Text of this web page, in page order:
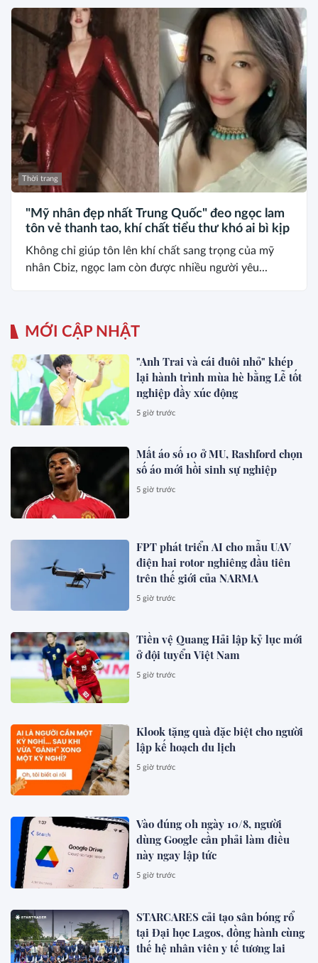
Thời trang
"Mỹ nhân đẹp nhất Trung Quốc" đeo ngọc lam
tôn vẻ thanh tao, khí chất tiểu thư khó ai bì kịp
Không chỉ giúp tôn lên khí chất sang trọng của mỹ
nhân Cbiz, ngọc lam còn được nhiều người yêu...
MỚI CẬP NHẬT
"Anh Trai và cái đuôi nhỏ" khép
lại hành trình mùa hè bằng Lễ tốt
nghiệp đầy xúc động
5 giờ trước
Mất áo số 10 ở MU, Rashford chọn
số áo mới hồi sinh sự nghiệp
5 giờ trước
FPT phát triển AI cho mẫu UAV
điện hai rotor nghiêng đầu tiên
trên thế giới của NARMA
5 giờ trước
Tiền vệ Quang Hải lập kỷ lục mới
ở đội tuyển Việt Nam
5 giờ trước
Klook tặng quà đặc biệt cho người
lập kế hoạch du lịch
5 giờ trước
Vào đúng 0h ngày 10/8, người
dùng Google cần phải làm điều
này ngay lập tức
5 giờ trước
STARCARES cải tạo sân bóng rổ
tại Đại học Lagos, đồng hành cùng
thế hệ nhân viên y tế tương lai